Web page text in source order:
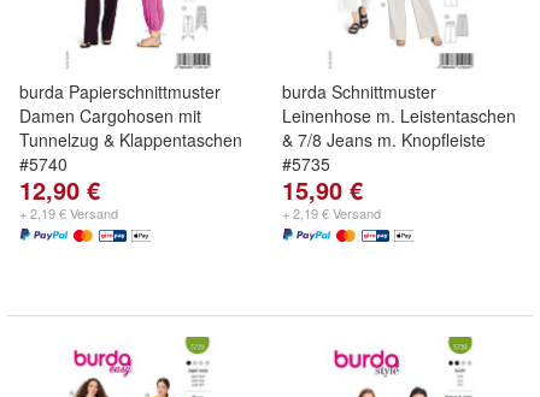
burda Papierschnittmuster
Damen Cargohosen mit
Tunnelzug & Klappentaschen
#5740
12,90 €
+ 2,19 € Versand
burda Schnittmuster
Leinenhose m. Leistentaschen
& 7/8 Jeans m. Knopfleiste
#5735
15,90 €
+ 2,19 € Versand